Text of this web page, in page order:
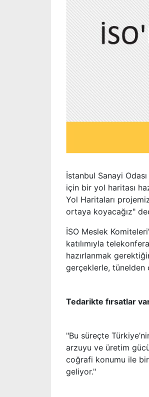
İstanbul Sanayi
için bir yol haritası
Yol Haritaları
ortaya koyacağız"
İSO Meslek
katılımıyla
hazırlanmak
gerçeklerle, tünelden
Tedarikte fırsatlar
"Bu süreçte
arzuyu ve üretim
coğrafi konumu ile
geliyor."